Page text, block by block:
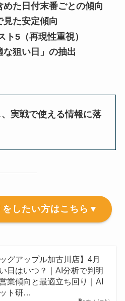
た日付末番ごとの傾向
見た安定傾向
ト5（再現性重視）
狙い日」の抽出
実戦で使える情報に落
したい方はこちら▼
ッグアップル加古川店】4月
日はいつ？｜AI分析で判明
業傾向と最適立ち回り｜AI
ト研…